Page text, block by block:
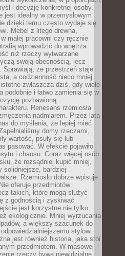
i decyzję konkretnej osoby.
jest idealny w przemysłowym
dzięki temu często wydaje się
Mebel z litego drewna,
małej pracowni czy ręcznie
wprowadzić do wnętrza
niż rzeczy wytwarzane
swoją obecnością, lecz
Sprawiają, że przestrzeń staje
a codzienność nieco mniej
zwłaszcza dziś, gdy wiele
podobnie i łatwo zamienia się w
pozbawioną
Renesans rzemiosła
nadmiarem. Przez lata
do myślenia, że lepiej mieć
domy rzeczami,
wartość, psuły się lub
pasować. W efekcie pojawiło
i chaosu. Coraz więcej osób
że rozsądniej kupić mniej,
solidniejsze, bardziej
Rzemiosło dobrze wpisuje
oferuje przedmiotów
takich, które mogą służyć
z godnością i zyskiwać
jest korzystne nie tylko
ekologicznie. Mniej wyrzucania
a większy szacunek do
stylowi
jest również historia, jaka stoi
przedmiotem. W masowej
rzeczy bywa niewidzialne.